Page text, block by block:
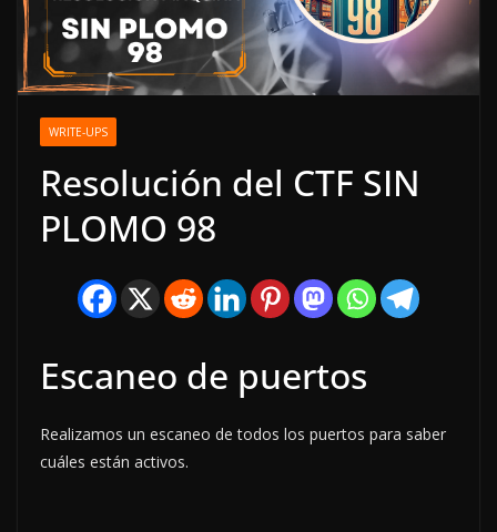
WRITE-UPS
Resolución del CTF SIN
PLOMO 98
Escaneo de puertos
Realizamos un escaneo de todos los puertos para saber
cuáles están activos.